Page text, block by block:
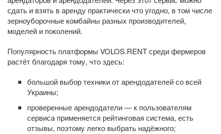
сдать и взять в аренду практически что угодно, в том числе
зерноуборочные комбайны разных производителей,
моделей и поколений.
Популярность платформы VOLOS.RENT среди фермеров
растёт благодаря тому, что здесь:
большой выбор техники от арендодателей со всей
Украины;
проверенные арендодатели — к пользователям
сервиса применяется рейтинговая система, есть
отзывы, поэтому легко выбрать надёжного;